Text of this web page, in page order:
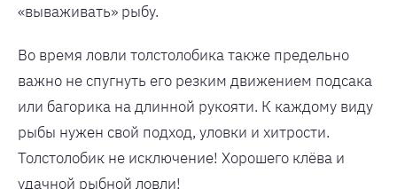
«вываживать» рыбу.
Во время ловли толстолобика также предельно
важно не спугнуть его резким движением подсака
или багорика на длинной рукояти. К каждому виду
рыбы нужен свой подход, уловки и хитрости.
Толстолобик не исключение! Хорошего клёва и
удачной рыбной ловли!